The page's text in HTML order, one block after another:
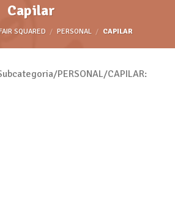
Capilar
SQUARED / PERSONAL / CAPILAR
PERSONAL/CAPILAR: